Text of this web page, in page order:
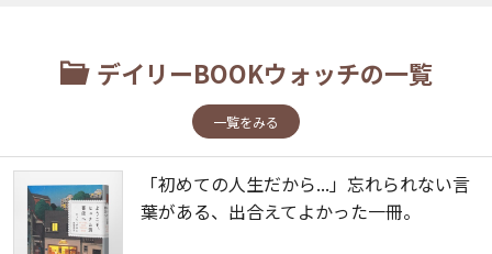
デイリーBOOKウォッチの一覧
一覧をみる
「初めての人生だから...」忘れられない言
葉がある、出合えてよかった一冊。